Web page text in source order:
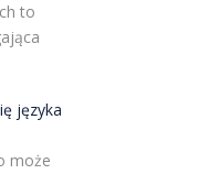
to
języka
może